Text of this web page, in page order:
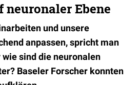
Ebene
und unsere
anpassen, spricht man
sind die neuronalen
Baseler Forscher konnten